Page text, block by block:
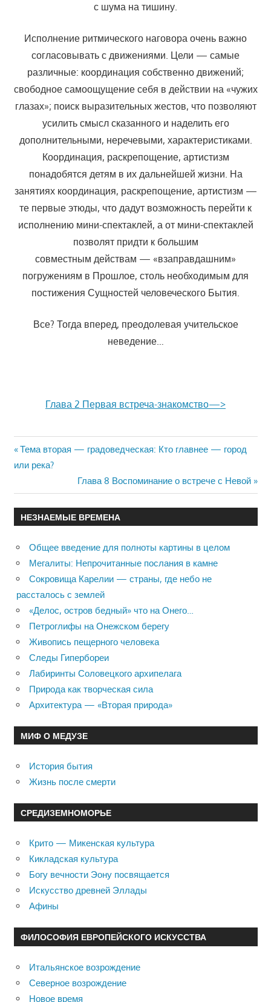
с шума на тишину.
Исполнение ритмического наговора очень важно
согласовывать с движениями. Цели — самые
различные: координация собственно дви­жений;
свободное самоощущение себя в действии на «чужих
глазах»; поиск выразительных жестов, что позволяют
усилить смысл сказанно­го и наделить его
дополнительными, неречевыми, характеристиками.
Координация, раскрепощение, артистизм
понадобятся детям в их даль­нейшей жизни. На
занятиях координация, раскрепощение, артистизм —
те первые этюды, что дадут возможность перейти к
исполнению мини-спектаклей, а от мини-спектаклей
позволят придти к большим
совместным действам — «взаправдашним»
погружениям в Прошлое, столь необходимым для
постижения Сущностей человеческого Бытия.
Все? Тогда вперед, преодолевая учительское
неведение…
Глава 2 Первая встреча-знакомство—>
Навигация
по
записям
Previous
Post:
Тема вторая — градоведческая: Кто главнее — город
или река?
Next
Post:
Глава 8 Воспоминание о встрече с Невой
НЕЗНАЕМЫЕ ВРЕМЕНА
Общее введение для полноты картины в целом
Мегалиты: Непрочитанные послания в камне
Сокровища Карелии — страны, где небо не
рассталось с землей
«Делос, остров бедный» что на Онего…
Петроглифы на Онежском берегу
Живопись пещерного человека
Следы Гипербореи
Лабиринты Соловецкого архипелага
Природа как творческая сила
Архитектура — «Вторая природа»
МИФ О МЕДУЗЕ
История бытия
Жизнь после смерти
СРЕДИЗЕМНОМОРЬЕ
Крито — Микенская культура
Кикладская культура
Богу вечности Эону посвящается
Искусство древней Эллады
Афины
ФИЛОСОФИЯ ЕВРОПЕЙСКОГО ИСКУССТВА
Итальянское возрождение
Северное возрождение
Новое время